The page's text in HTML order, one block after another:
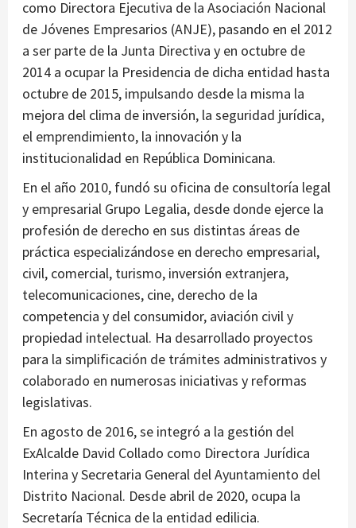
como Directora Ejecutiva de la Asociación Nacional
de Jóvenes Empresarios (ANJE), pasando en el 2012
a ser parte de la Junta Directiva y en octubre de
2014 a ocupar la Presidencia de dicha entidad hasta
octubre de 2015, impulsando desde la misma la
mejora del clima de inversión, la seguridad jurídica,
el emprendimiento, la innovación y la
institucionalidad en República Dominicana.
En el año 2010, fundó su oficina de consultoría legal
y empresarial Grupo Legalia, desde donde ejerce la
profesión de derecho en sus distintas áreas de
práctica especializándose en derecho empresarial,
civil, comercial, turismo, inversión extranjera,
telecomunicaciones, cine, derecho de la
competencia y del consumidor, aviación civil y
propiedad intelectual. Ha desarrollado proyectos
para la simplificación de trámites administrativos y
colaborado en numerosas iniciativas y reformas
legislativas.
En agosto de 2016, se integró a la gestión del
ExAlcalde David Collado como Directora Jurídica
Interina y Secretaria General del Ayuntamiento del
Distrito Nacional. Desde abril de 2020, ocupa la
Secretaría Técnica de la entidad edilicia.